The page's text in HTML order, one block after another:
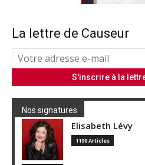
La lettre de Causeur
Nos signatures
Elisabeth Lévy
1190 Articles